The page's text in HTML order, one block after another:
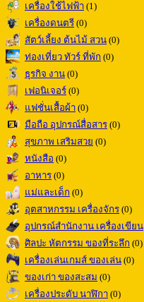
เครื่องใช้ไฟฟ้า (1)
เครื่องดนตรี (0)
สัตว์เลี้ยง ต้นไม้ สวน (0)
ท่องเที่ยว ทัวร์ ที่พัก (0)
ธุรกิจ งาน (0)
เฟอนิเจอร์ (0)
แฟชั่นเสื้อผ้า (0)
มือถือ อุปกรณ์สื่อสาร (0)
สุขภาพ เสริมสวย (0)
หนังสือ (0)
อาหาร (0)
แม่และเด็ก (0)
อุตสาหกรรม เครื่องจักร (0)
อุปกรณ์สำนักงาน เครื่องเขียน
ศิลปะ หัตกรรม ของที่ระลึก (0)
เครื่องเล่นเกมส์ ของเล่น (0)
ของเก่า ของสะสม (0)
เครื่องประดับ นาฬิกา (0)